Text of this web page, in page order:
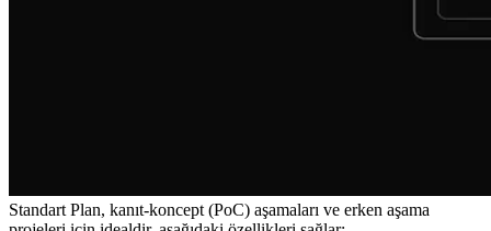
Standart Plan, kanıt-koncept (PoC) aşamaları ve erken aşama